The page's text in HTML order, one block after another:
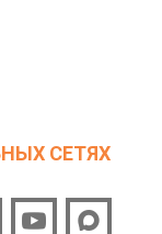
СЕТЯХ